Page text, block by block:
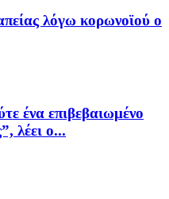
λόγω κορωνοϊού ο
ένα επιβεβαιωμένο
λέει ο...